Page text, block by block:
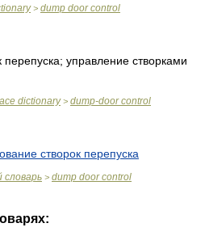
> dump door control
перепуска; управление створками
dictionary> dump-door control
створок перепуска
словарь > dump door control